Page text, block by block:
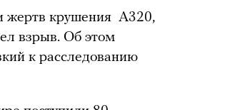
жертв крушения A320,
взрыв. Об этом
к расследованию